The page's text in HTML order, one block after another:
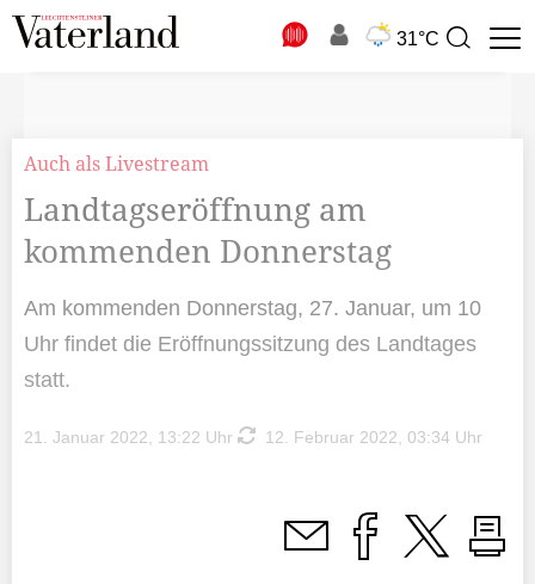
31°C
Suchbegriff
Auch als Livestream
Landtagseröffnung am
kommenden Donnerstag
Am kommenden Donnerstag, 27. Januar, um 10
Uhr findet die Eröffnungssitzung des Landtages
statt.
21. Januar 2022, 13:22 Uhr 12. Februar 2022, 03:34 Uhr